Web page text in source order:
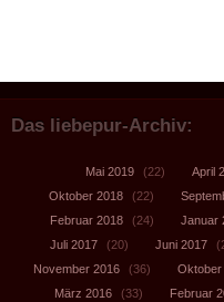
Das liebepur-Archiv:
Mai 2019 (22) April
Oktober 2018
(22)
Februar 2018
(24) Januar
Juli 2017
(20) Juni 2017
November 2016
(36) Oktober
März 2016
(33) Februar